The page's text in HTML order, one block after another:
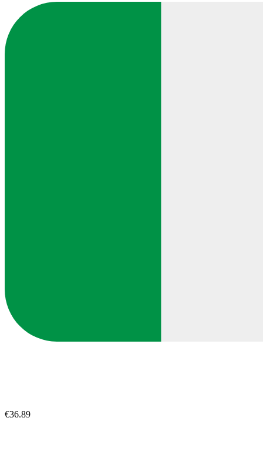
€36.89